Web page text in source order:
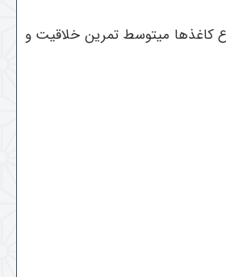
کاغذها میتوسط تمرین خلاقیت و